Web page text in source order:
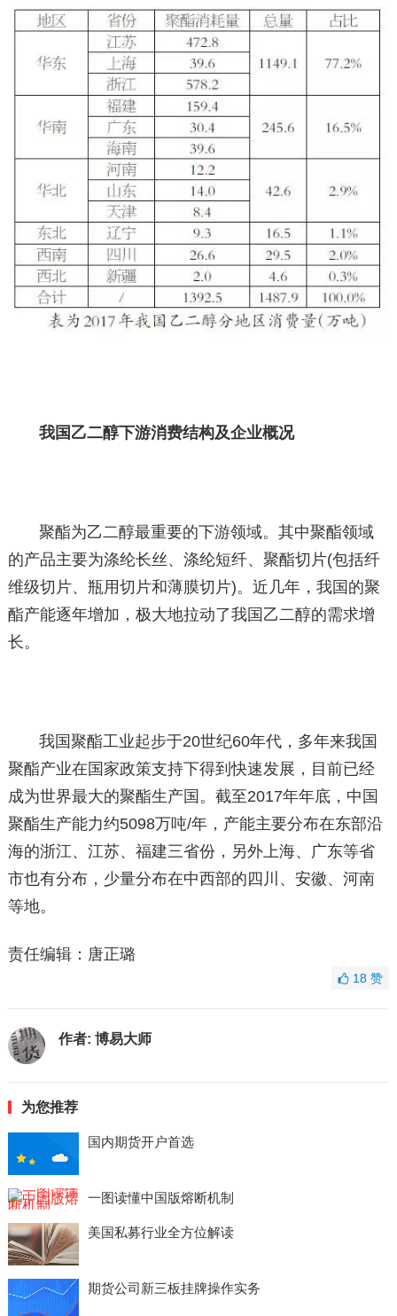
我国乙二醇下游消费结构及企业概况
聚酯为乙二醇最重要的下游领域。其中聚酯领域
的产品主要为涤纶长丝、涤纶短纤、聚酯切片(包括纤
维级切片、瓶用切片和薄膜切片)。近几年，我国的聚
酯产能逐年增加，极大地拉动了我国乙二醇的需求增
长。
我国聚酯工业起步于20世纪60年代，多年来我国
聚酯产业在国家政策支持下得到快速发展，目前已经
成为世界最大的聚酯生产国。截至2017年年底，中国
聚酯生产能力约5098万吨/年，产能主要分布在东部沿
海的浙江、江苏、福建三省份，另外上海、广东等省
市也有分布，少量分布在中西部的四川、安徽、河南
等地。
责任编辑：唐正璐
18赞
作者: 博易大师
为您推荐
国内期货开户首选
一图读懂中国版熔断机制
美国私募行业全方位解读
期货公司新三板挂牌操作实务